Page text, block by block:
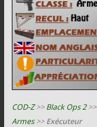
COD-Z>>Black Ops 2>>
Armes>>Exécuteur